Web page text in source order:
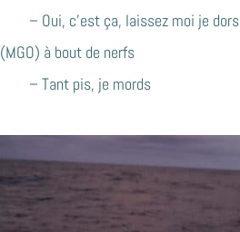
– Oui, c’est ça, laissez moi je dors
(MGO) à bout de nerfs
– Tant pis, je mords